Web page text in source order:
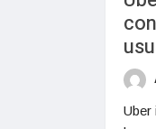
Uber